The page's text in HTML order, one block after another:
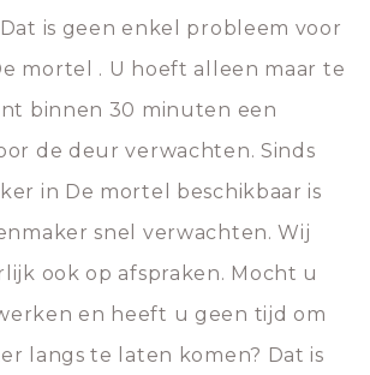
is geen enkel probleem voor
mortel . U hoeft alleen maar te
binnen 30 minuten een
de deur verwachten. Sinds
in De mortel beschikbaar is
snel verwachten. Wij
ook op afspraken. Mocht u
en heeft u geen tijd om
langs te laten komen? Dat is